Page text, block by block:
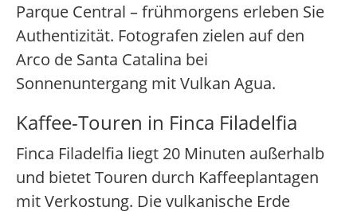
Parque Central – frühmorgens erleben Sie
Authentizität. Fotografen zielen auf den
Arco de Santa Catalina bei
Sonnenuntergang mit Vulkan Agua.
Kaffee-Touren in Finca Filadelfia
Finca Filadelfia liegt 20 Minuten außerhalb
und bietet Touren durch Kaffeeplantagen
mit Verkostung. Die vulkanische Erde